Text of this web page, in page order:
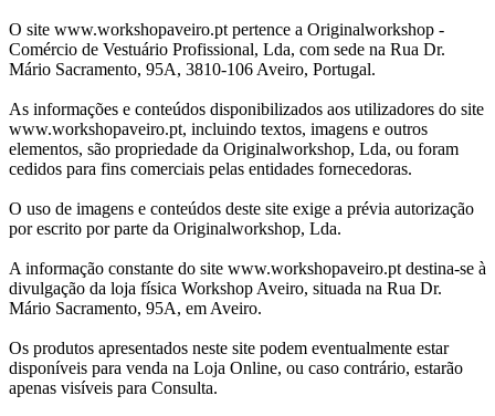
O site www.workshopaveiro.pt pertence a Originalworkshop -
Comércio de Vestuário Profissional, Lda, com sede na Rua Dr.
Mário Sacramento, 95A, 3810-106 Aveiro, Portugal.
As informações e conteúdos disponibilizados aos utilizadores do site
www.workshopaveiro.pt, incluindo textos, imagens e outros
elementos, são propriedade da Originalworkshop, Lda, ou foram
cedidos para fins comerciais pelas entidades fornecedoras.
O uso de imagens e conteúdos deste site exige a prévia autorização
por escrito por parte da Originalworkshop, Lda.
A informação constante do site www.workshopaveiro.pt destina-se à
divulgação da loja física Workshop Aveiro, situada na Rua Dr.
Mário Sacramento, 95A, em Aveiro.
Os produtos apresentados neste site podem eventualmente estar
disponíveis para venda na Loja Online, ou caso contrário, estarão
apenas visíveis para Consulta.